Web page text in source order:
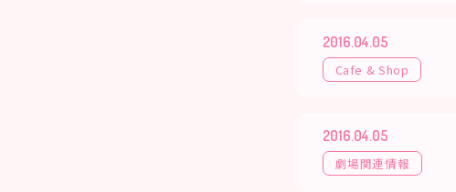
2016.04.05
Cafe & Shop
2016.04.05
劇場関連情報